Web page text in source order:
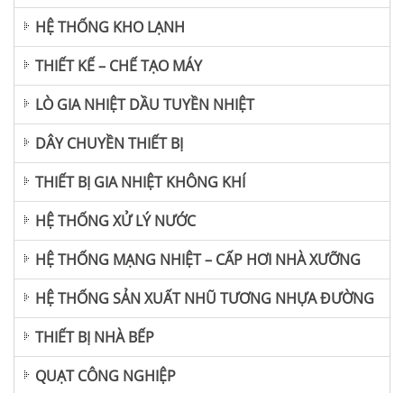
HỆ THỐNG KHO LẠNH
THIẾT KẾ – CHẾ TẠO MÁY
LÒ GIA NHIỆT DẦU TUYỀN NHIỆT
DÂY CHUYỀN THIẾT BỊ
THIẾT BỊ GIA NHIỆT KHÔNG KHÍ
HỆ THỐNG XỬ LÝ NƯỚC
HỆ THỐNG MẠNG NHIỆT – CẤP HƠI NHÀ XƯỠNG
HỆ THỐNG SẢN XUẤT NHŨ TƯƠNG NHỰA ĐƯỜNG
THIẾT BỊ NHÀ BẾP
QUẠT CÔNG NGHIỆP